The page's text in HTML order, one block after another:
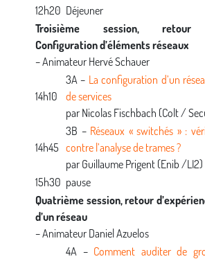
12h20 Déjeuner
Troisième session, retour
Configuration d’éléments réseaux
– Animateur Hervé Schauer
14h10
3A – La configuration d’un
de services
par Nicolas Fischbach (Colt /
14h45
3B – Réseaux « switchés » :
contre l’analyse de trames ?
par Guillaume Prigent (Enib /LI2)
15h30 pause
Quatrième session, retour
d’un réseau
– Animateur Daniel Azuelos
4A – Comment auditer de